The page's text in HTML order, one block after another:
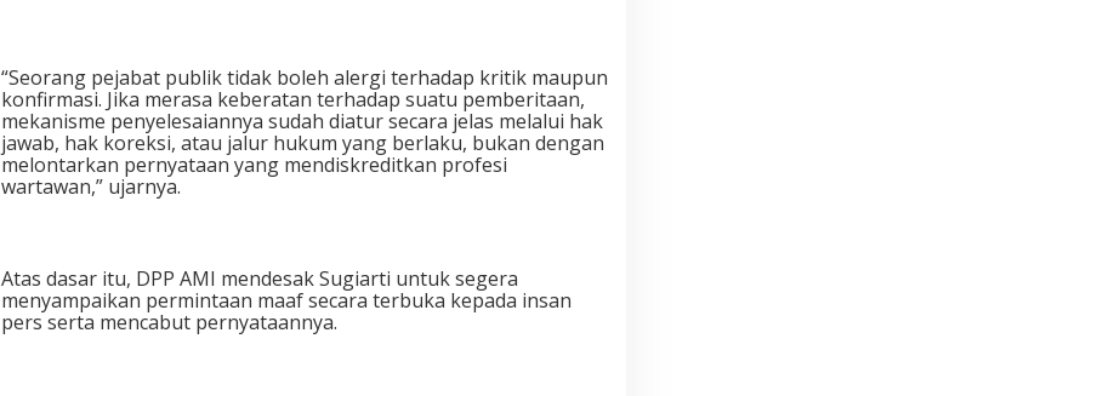
“Seorang pejabat publik tidak boleh alergi terhadap kritik maupun
konfirmasi. Jika merasa keberatan terhadap suatu pemberitaan,
mekanisme penyelesaiannya sudah diatur secara jelas melalui hak
jawab, hak koreksi, atau jalur hukum yang berlaku, bukan dengan
melontarkan pernyataan yang mendiskreditkan profesi
wartawan,” ujarnya.
Atas dasar itu, DPP AMI mendesak Sugiarti untuk segera
menyampaikan permintaan maaf secara terbuka kepada insan
pers serta mencabut pernyataannya.